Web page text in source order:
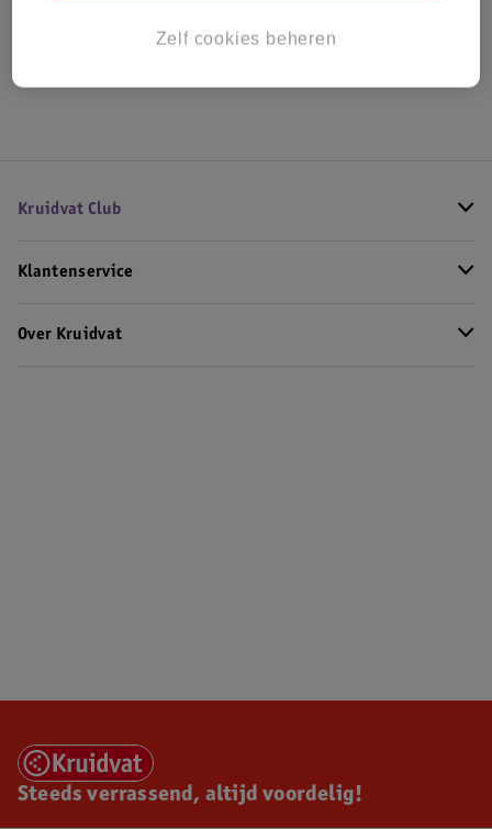
Kruidvat Club
Klantenservice
Over Kruidvat
Steeds verrassend, altijd voordelig!
Zelf cookies beheren